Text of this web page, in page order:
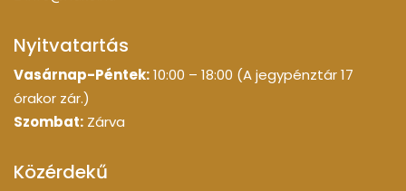
Nyitvatartás
Vasárnap-Péntek:10:00 – 18:00 (A jegypénztár 17
órakor zár.)
Szombat: Zárva
Közérdekű